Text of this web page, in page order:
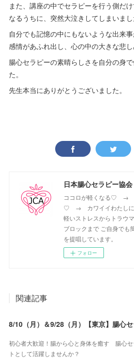
また、講座の中でセラピーを行う側だ
なるうちに、突然大泣きしてしまいまし
自分でも記憶の中にもないような出来
感情があふれ出し、心の中の大きな悲し
腸心セラピーの素晴らしさを自分の身
た。
先生本当にありがとうございました。
日本腸心セラピー協会
ココロが軽くなる♡ →
♡ → カワイイわたしに
軽いストレスからトラウ
ブロックまで ご自身でも
を提唱しています。
フォロー
関連記事
初心者大歓迎！腸から心と身体を癒す 腸心セ
トとして活躍しませんか？